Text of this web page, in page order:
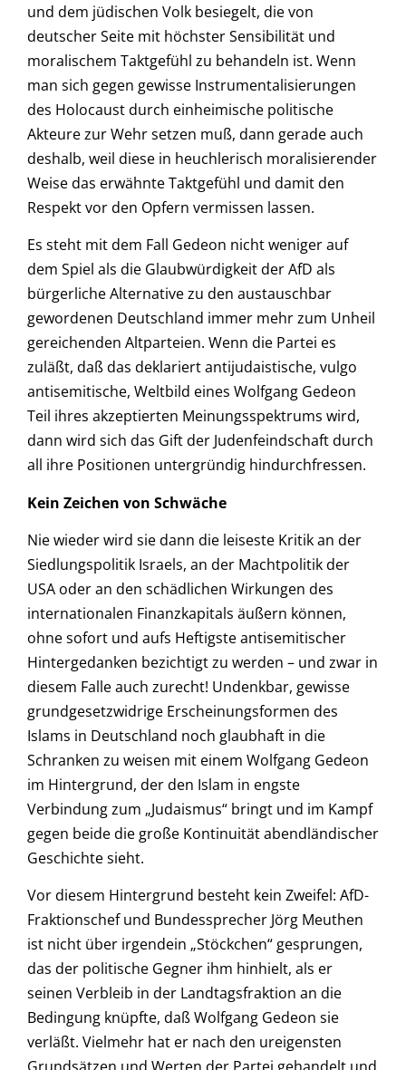
und dem jüdischen Volk besiegelt, die von
deutscher Seite mit höchster Sensibilität und
moralischem Taktgefühl zu behandeln ist. Wenn
man sich gegen gewisse Instrumentalisierungen
des Holocaust durch einheimische politische
Akteure zur Wehr setzen muß, dann gerade auch
deshalb, weil diese in heuchlerisch moralisierender
Weise das erwähnte Taktgefühl und damit den
Respekt vor den Opfern vermissen lassen.
Es steht mit dem Fall Gedeon nicht weniger auf
dem Spiel als die Glaubwürdigkeit der AfD als
bürgerliche Alternative zu den austauschbar
gewordenen Deutschland immer mehr zum Unheil
gereichenden Altparteien. Wenn die Partei es
zuläßt, daß das deklariert antijudaistische, vulgo
antisemitische, Weltbild eines Wolfgang Gedeon
Teil ihres akzeptierten Meinungsspektrums wird,
dann wird sich das Gift der Judenfeindschaft durch
all ihre Positionen untergründig hindurchfressen.
Kein Zeichen von Schwäche
Nie wieder wird sie dann die leiseste Kritik an der
Siedlungspolitik Israels, an der Machtpolitik der
USA oder an den schädlichen Wirkungen des
internationalen Finanzkapitals äußern können,
ohne sofort und aufs Heftigste antisemitischer
Hintergedanken bezichtigt zu werden – und zwar in
diesem Falle auch zurecht! Undenkbar, gewisse
grundgesetzwidrige Erscheinungsformen des
Islams in Deutschland noch glaubhaft in die
Schranken zu weisen mit einem Wolfgang Gedeon
im Hintergrund, der den Islam in engste
Verbindung zum „Judaismus“ bringt und im Kampf
gegen beide die große Kontinuität abendländischer
Geschichte sieht.
Vor diesem Hintergrund besteht kein Zweifel: AfD-
Fraktionschef und Bundessprecher Jörg Meuthen
ist nicht über irgendein „Stöckchen“ gesprungen,
das der politische Gegner ihm hinhielt, als er
seinen Verbleib in der Landtagsfraktion an die
Bedingung knüpfte, daß Wolfgang Gedeon sie
verläßt. Vielmehr hat er nach den ureigensten